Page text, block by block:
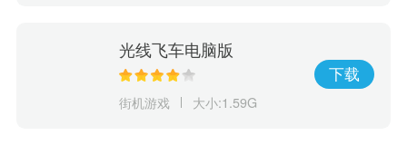
光线飞车电脑版
街机游戏 大小:1.59G
下载